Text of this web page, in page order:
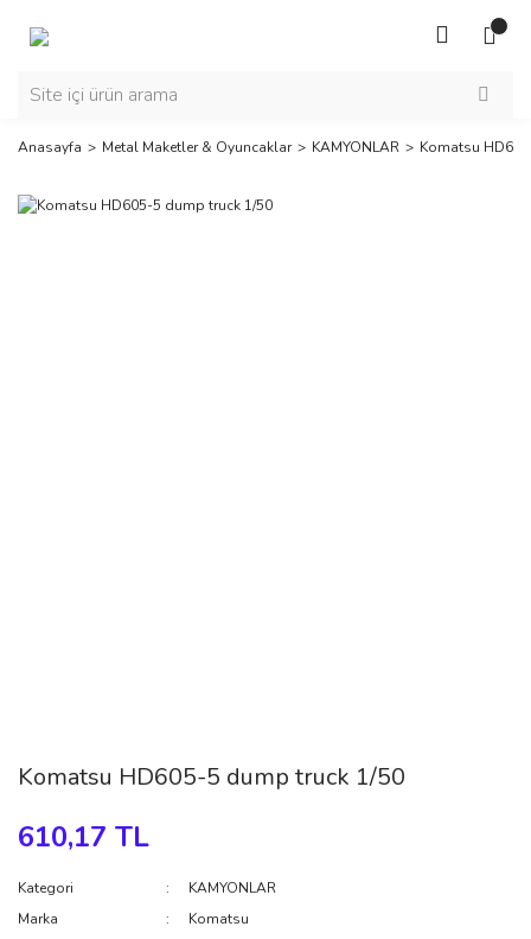
Anasayfa Metal Maketler & Oyuncaklar KAMYONLAR Komatsu
Komatsu HD605-5 dump truck 1/50
610,17 TL
Kategori
KAMYONLAR
Marka
Komatsu